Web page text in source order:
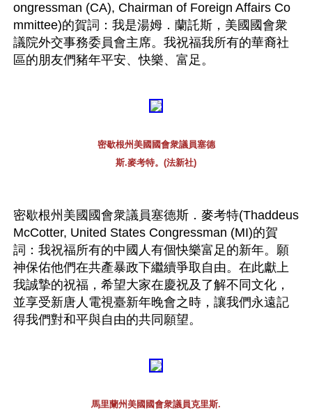
ongressman (CA), Chairman of Foreign Affairs Co
mmittee)的賀詞：我是湯姆．蘭託斯，美國國會衆
議院外交事務委員會主席。我祝福我所有的華裔社
區的朋友們豬年平安、快樂、富足。
密歇根州美國國會衆議員塞德
斯.麥考特。(法新社)
密歇根州美國國會衆議員塞德斯．麥考特(Thaddeus
McCotter, United States Congressman (MI)的賀
詞：我祝福所有的中國人有個快樂富足的新年。願
神保佑他們在共產暴政下繼續爭取自由。在此獻上
我誠摯的祝福，希望大家在慶祝及了解不同文化，
並享受新唐人電視臺新年晚會之時，讓我們永遠記
得我們對和平與自由的共同願望。
馬里蘭州美國國會衆議員克里斯.